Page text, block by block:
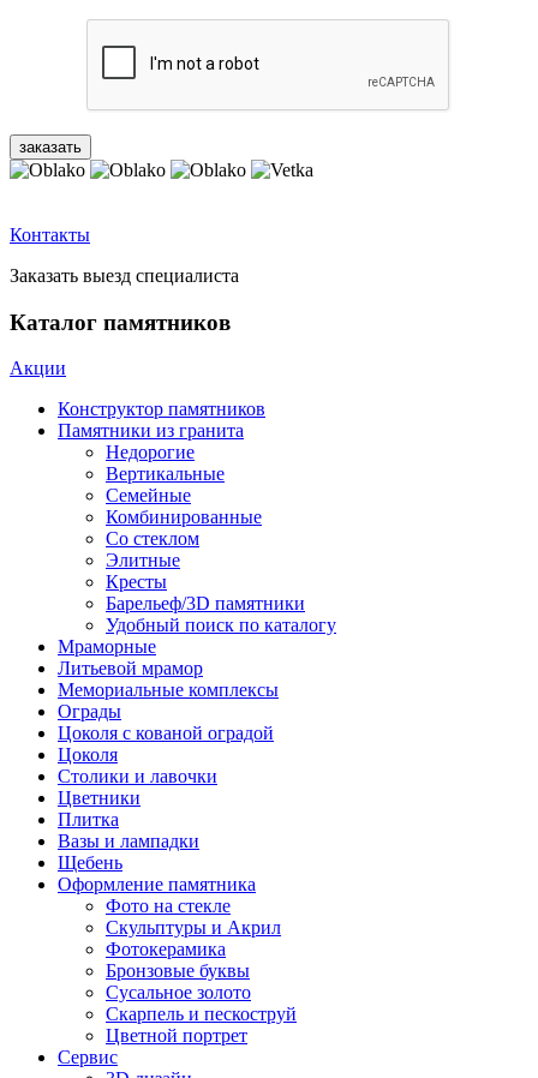
Контакты
Заказать выезд специалиста
Каталог памятников
Акции
Конструктор памятников
Памятники из гранита
Недорогие
Вертикальные
Семейные
Комбинированные
Со стеклом
Элитные
Кресты
Барельеф/3D памятники
Удобный поиск по каталогу
Мраморные
Литьевой мрамор
Мемориальные комплексы
Ограды
Цоколя с кованой оградой
Цоколя
Столики и лавочки
Цветники
Плитка
Вазы и лампадки
Щебень
Оформление памятника
Фото на стекле
Скульптуры и Акрил
Фотокерамика
Бронзовые буквы
Сусальное золото
Скарпель и пескоструй
Цветной портрет
Сервис